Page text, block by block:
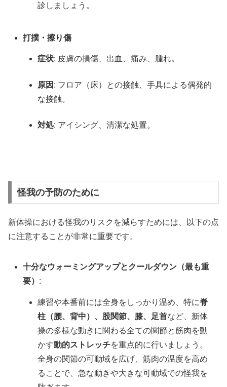
診しましょう。
打撲・擦り傷
症状: 皮膚の損傷、出血、痛み、腫れ。
原因 : フロア（床）との接触、手具による偶発的
な接触。
対処: アイシング、清潔な処置。
怪我の予防のために
新体操における怪我のリスクを減らすためには、以下の点
に注意することが非常に重要です。
十分なウォーミングアップとクールダウン（最も重
要） :
練習や本番前には全身をしっかり温め、特に脊
柱（腰、背中）、股関節、膝、足首など、新体
操の多様な動きに関わる全ての関節と筋肉を動
かす動的ストレッチを重点的に行いましょう。
全身の関節の可動域を広げ、筋肉の温度を高め
ることで、急な動きや大きな可動域での怪我を